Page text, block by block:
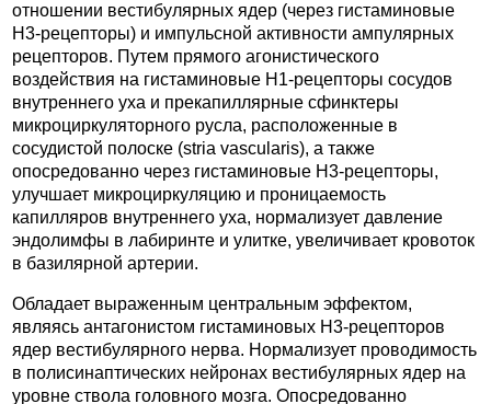
отношении вестибулярных ядер (через гистаминовые
H3-рецепторы) и импульсной активности ампулярных
рецепторов. Путем прямого агонистического
воздействия на гистаминовые H1-рецепторы сосудов
внутреннего уха и прекапиллярные сфинктеры
микроциркуляторного русла, расположенные в
сосудистой полоске (stria vascularis), а также
опосредованно через гистаминовые H3-рецепторы,
улучшает микроциркуляцию и проницаемость
капилляров внутреннего уха, нормализует давление
эндолимфы в лабиринте и улитке, увеличивает кровоток
в базилярной артерии.
Обладает выраженным центральным эффектом,
являясь антагонистом гистаминовых H3-рецепторов
ядер вестибулярного нерва. Нормализует проводимость
в полисинаптических нейронах вестибулярных ядер на
уровне ствола головного мозга. Опосредованно